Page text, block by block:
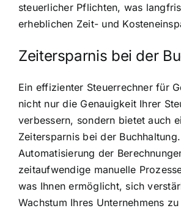
steuerlicher Pflichten, was
erheblichen Zeit- und
Zeitersparnis bei der
Ein effizienter Steuerrechner für
nicht nur die Genauigkeit Ihrer
verbessern, sondern bietet auch
Zeitersparnis bei der
Automatisierung der
zeitaufwendige manuelle
was Ihnen ermöglicht, sich
Wachstum Ihres Unternehmens